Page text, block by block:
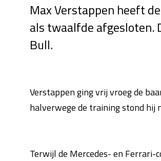
Max Verstappen heeft
als twaalfde afgesloten.
Bull.
Verstappen ging vrij vroeg de
halverwege de training stond hij
Terwijl de Mercedes- en